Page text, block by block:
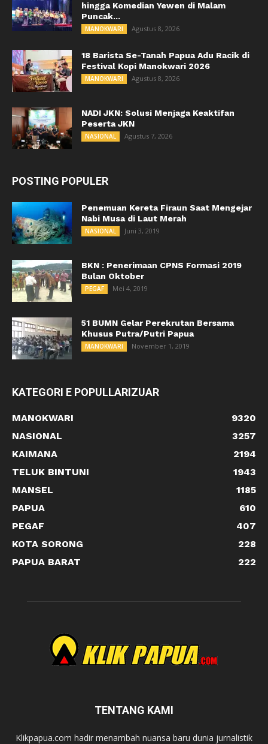
hingga Komedian Yewen di Malam
Puncak...
MANOKWARI Agustus 8, 2026
18 Barista Se-Tanah Papua Adu Racik di
Festival Kopi Manokwari 2026
MANOKWARI Agustus 8, 2026
NADI JKN: Solusi Menjaga Keaktifan
Peserta JKN
NASIONAL Agustus 7, 2026
POSTING POPULER
Penemuan Kereta Firaun Saat Mengejar
Nabi Musa di Laut Merah
NASIONAL Juni 3, 2019
BKN : Penerimaan CPNS Formasi 2019
Bulan Oktober
PEGAF Mei 4, 2019
51 BUMN Gelar Perekrutan Bersama
Khusus Putra/Putri Papua
MANOKWARI November 1, 2019
KATEGORI E POPULLARIZUAR
MANOKWARI
9320
NASIONAL
3257
KAIMANA
2194
TELUK BINTUNI
1943
MANSEL
1185
PAPUA
610
PEGAF
407
KOTA SORONG
228
PAPUA BARAT
222
TENTANG KAMI
Klikpapua.com hadir menambah nuansa baru dunia jurnalistik